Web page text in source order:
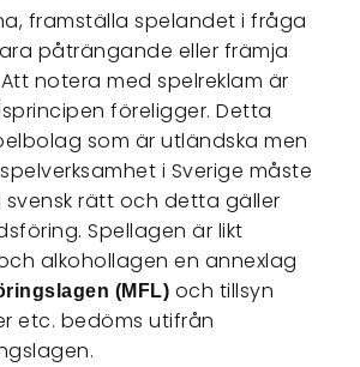
framställa spelandet i fråga
påträngande eller främja
notera med spelreklam är
föreligger. Detta
som är utländska men
i Sverige måste
svensk rätt och detta gäller
Spellagen är likt
alkohollagen en annexlag
(MFL) och tillsyn
etc. bedöms utifrån